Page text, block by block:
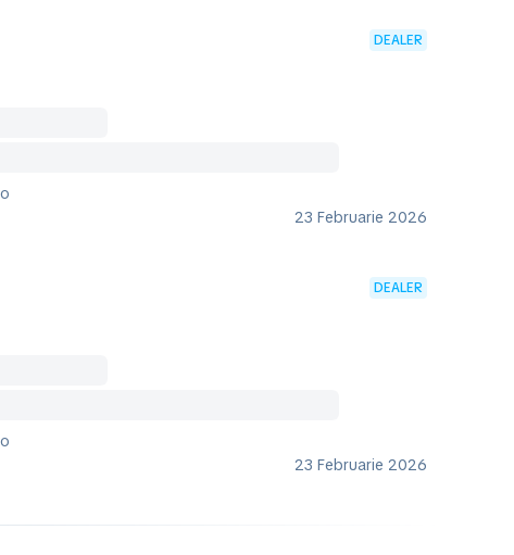
DEALER
23 Februarie 2026
DEALER
23 Februarie 2026